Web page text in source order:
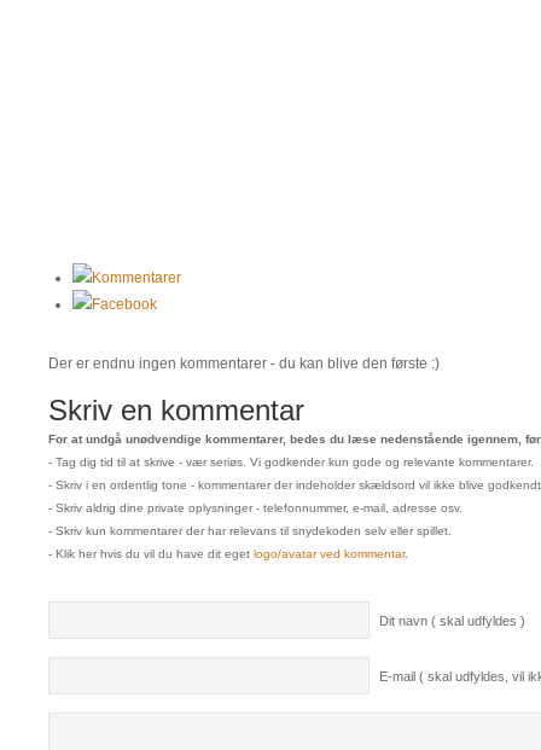
Kommentarer
Facebook
Der er endnu ingen kommentarer - du kan blive den første :)
Skriv en kommentar
For at undgå unødvendige kommentarer, bedes du læse nedenstående igennem,
- Tag dig tid til at skrive - vær seriøs. Vi godkender kun gode og relevante kommentarer.
- Skriv i en ordentlig tone - kommentarer der indeholder skældsord vil ikke blive
- Skriv aldrig dine private oplysninger - telefonnummer, e-mail, adresse osv.
- Skriv kun kommentarer der har relevans til snydekoden selv eller spillet.
- Klik her hvis du vil du have dit eget logo/avatar ved kommentar.
Dit navn ( skal udfyldes )
E-mail ( skal udfyldes, vil